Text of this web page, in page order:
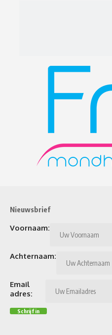
Nieuwsbrief
Voornaam:
Achternaam:
Email
adres: